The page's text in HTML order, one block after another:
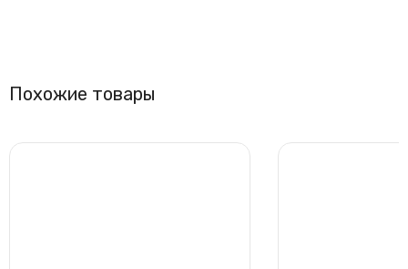
Похожие товары